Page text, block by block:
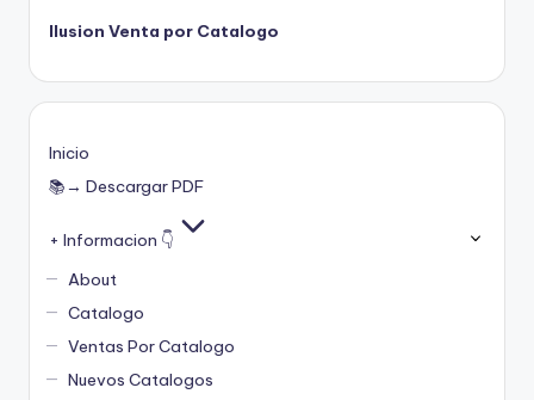
Ilusion Venta por Catalogo
Inicio
📚→ Descargar PDF
+ Informacion 👇
About
Catalogo
Ventas Por Catalogo
Nuevos Catalogos